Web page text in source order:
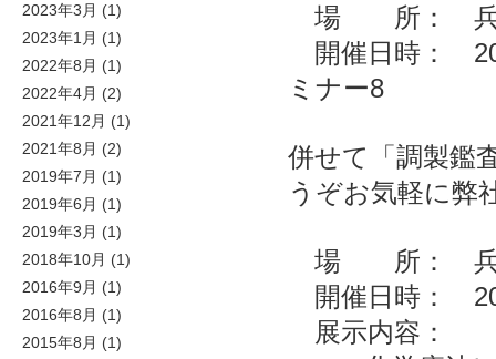
2023年3月 (1)
2023年1月 (1)
2022年8月 (1)
2022年4月 (2)
2021年12月 (1)
2021年8月 (2)
2019年7月 (1)
2019年6月 (1)
2019年3月 (1)
2018年10月 (1)
2016年9月 (1)
2016年8月 (1)
2015年8月 (1)
場 所： 兵庫
開催日時：
ミナー8
併せて「調製鑑
うぞお気軽に弊
場 所： 兵
開催日時：
展示内容：